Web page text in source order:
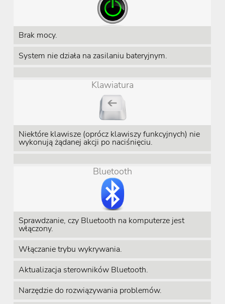
Brak mocy.
System nie działa na zasilaniu bateryjnym.
Klawiatura
Niektóre klawisze (oprócz klawiszy funkcyjnych) nie
wykonują żądanej akcji po naciśnięciu.
Bluetooth
Sprawdzanie, czy Bluetooth na komputerze jest
włączony.
Włączanie trybu wykrywania.
Aktualizacja sterowników Bluetooth.
Narzędzie do rozwiązywania problemów.